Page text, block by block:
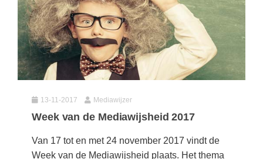
Onderwijsprijs
Ruimte
Schoolreisideeën
Schoolspullen
Seizoenen
Seksualiteit
Sinterklaas
Onderwijslonen
Vrijeschoolonderwijs
Montessori onderwijs
Jenaplanonderwijs
Schoolspullen
Afscheidstekst collega
13-11-2017 Mediawijzer
Week van de Mediawijsheid 2017
Van 17 tot en met 24 november 2017 vindt de
Week van de Mediawijsheid plaats. Het thema